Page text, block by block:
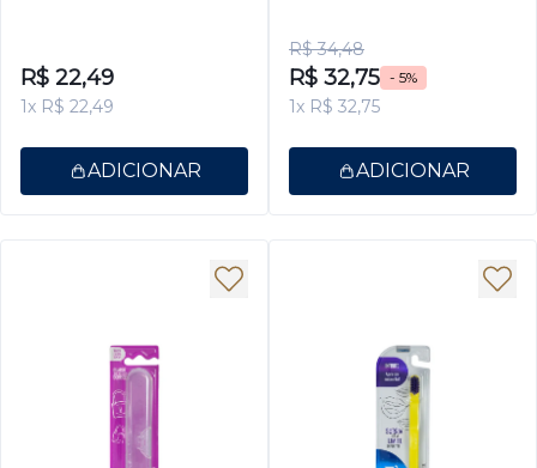
R$ 22,49
1x R$ 22,49
ADICIONAR
Menta 125m
R$ 34,48
R$ 32,75 - 5%
1x R$ 32,75
ADICIONAR